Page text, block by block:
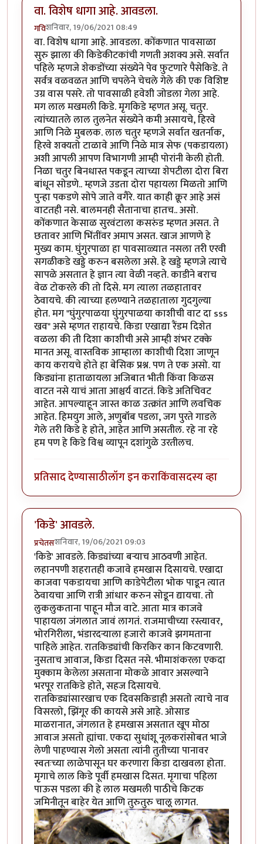
वा. विशेष धागा आहे. आवडला.
गविशनिवार, 19/06/2021 08:49
वा. विशेष धागा आहे. आवडला. कोंकणात पावसाळा
सुरु झाला की किडेकीटकांची गणती अशक्य असे. सर्वात
पहिले म्हणजे शेकडोंच्या संख्येने पेव फ़ुटणारे पैसेकिडे. ते
सर्वत्र वळवळत आणि चपलेने चेचले गेले की एक विशिष्ट
उग्र वास पसरे. तो पावसाळी हवेशी जोडला गेला आहे.
मग लाल मखमली किडे. मृगकिडे म्हणत असू. चतुर.
त्यांच्यातले लाल तुलनेत संख्येने कमी असायचे, हिरवे
आणि निळे मुबलक. लाल चतुर म्हणजे सर्वात खतर्नाक,
हिरवे शक्यतो टाळावे आणि निळे मात्र सेफ (पकडायला)
अशी आपली आपण विभागणी आम्ही पोरांनी केली होती.
निळा चतुर बिनधास्त पकडून त्याच्या शेपटीला दोरा बिरा
बांधून सोडणे.. म्हणजे उडता दोरा पहायला मिळतो आणि
पुन्हा पकडणे सोपे जाते वगैरे. यात काही क्रूर आहे असं
वाटतही नसे. बालमनही सैतानाचा हातच.. असो.
कोंकणात केसाळ सुरवंटाला कसरुंड म्हणत असत. ते
छतावर आणि भिंतींवर अमाप असत. खाज आणणे हे
मुख्य काम. घुंगुरपाळा हा पावसाळ्यात नसला तरी एरवी
सगळीकडे खड्डे करुन बसलेला असे. हे खड्डे म्हणजे त्याचे
सापळे असतात हे ज्ञान त्या वेळी नव्हते. काडीने बराच
वेळ टोकरले की तो दिसे. मग त्याला तळहातावर
ठेवायचे. की त्याच्या हलण्याने तळहाताला गुदगुल्या
होत. मग "घुंगुरपाळया घुंगुरपाळया काशीची वाट दा sss
खव" असे म्हणत राहायचे. किडा एखाद्या रैंडम दिशेत
वळला की ती दिशा काशीची असे आम्ही शंभर टक्के
मानत असू. वास्तविक आम्हाला काशीची दिशा जाणून
काय करायचे होते हा बेसिक प्रश्न. पण ते एक असो. या
किड्यांना हाताळायला अजिबात भीती किंवा किळस
वाटत नसे याचं आता आश्चर्य वाटतं. किडे अतिचिवट
आहेत. आपल्याहून जास्त काळ उत्क्रांत आणि लवचिक
आहेत. हिमयुग आले, अणुबॉंब पडला, जग पुरते गाडले
गेले तरी किडे हे होते, आहेत आणि असतील. रहे ना रहे
हम पण हे किडे विश्व व्यापून दशांगुळे उरतीलच.
प्रतिसाद देण्यासाठीलॉग इन कराकिंवासदस्य व्हा
'किडे' आवडले.
प्रचेतसशनिवार, 19/06/2021 09:03
'किडे' आवडले. किड्यांच्या बर्‍याच आठवणी आहेत.
लहानपणी शहरातही कजावे हमखास दिसायचे. एखादा
काजवा पकडायचा आणि काडेपेटीला भोक पाडून त्यात
ठेवायचा आणि रात्री आंधार करुन सोडून द्यायचा. तो
लुकलुकताना पाहून मौज वाटे. आता मात्र काजवे
पाहायला जंगलात जावं लागतं. राजमाचीच्या रस्त्यावर,
भोरगिरीला, भंडारदर्‍याला हजारो काजवे झगमताना
पाहिले आहेत. रातकिड्यांची किरकिर कान किटवणारी.
नुसताच आवाज, किडा दिसत नसे. भीमाशंकरला एकदा
मुक्काम केलेला असताना मोकळे आवार असल्याने
भरपूर रातकिडे होते, सहज दिसायचे.
रातकिड्यांसारखाच एक दिवसकिडाही असतो त्याचे नाव
विसरलो, झिंगूर की कायसे असे आहे. ओसाड
माळरानात, जंगलात हे हमखास असतात खूप मोठा
आवाज असतो ह्यांचा. एकदा सुधांशू नूलकरांसोबत भाजे
लेणी पाहण्यास गेलो असता त्यांनी तुतीच्या पानावर
स्वतःच्या लाळेपासून घर करणारा किडा दाखवला होता.
मृगाचे लाल किडे पूर्वी हमखास दिसत. मृगाचा पहिला
पाऊस पडला की हे लाल मखमली पाठीचे किटक
जमिनीतून बाहेर येत आणि तुरुतुरु चालू लागत.